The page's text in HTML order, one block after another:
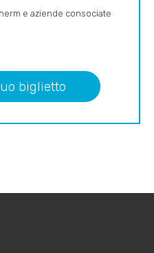
e aziende consociate